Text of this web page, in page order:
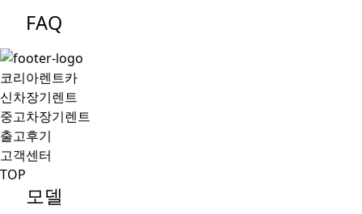
FAQ
코리아렌트카
신차장기렌트
중고차장기렌트
출고후기
고객센터
TOP
모델